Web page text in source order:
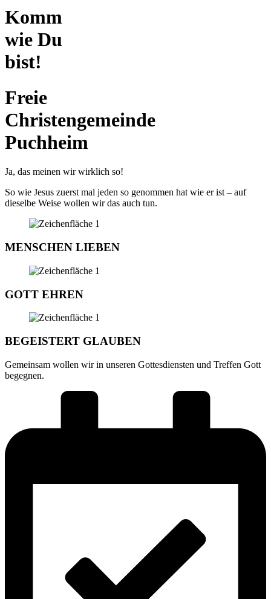
Komm
wie Du
bist!
Freie
Christengemeinde
Puchheim
Ja, das meinen wir wirklich so!
So wie Jesus zuerst mal jeden so genommen hat wie er ist – auf
dieselbe Weise wollen wir das auch tun.
MENSCHEN LIEBEN
GOTT EHREN
BEGEISTERT GLAUBEN
Gemeinsam wollen wir in unseren Gottesdiensten und Treffen Gott
begegnen.